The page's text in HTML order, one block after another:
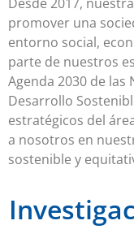
promover una
entorno social,
parte de nuestros
Agenda 2030 de las
Desarrollo
estratégicos del
a nosotros en
sostenible y